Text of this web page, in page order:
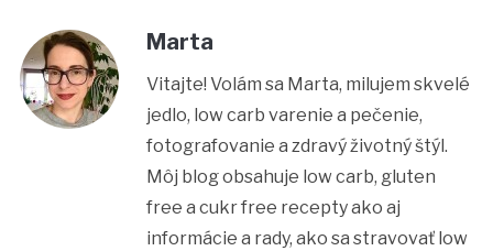
Marta
Vitajte! Volám sa Marta, milujem skvelé
jedlo, low carb varenie a pečenie,
fotografovanie a zdravý životný štýl.
Môj blog obsahuje low carb, gluten
free a cukr free recepty ako aj
informácie a rady, ako sa stravovať low